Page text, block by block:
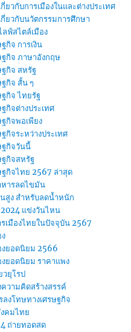
ยวกับการเมืองในและต่างประเทศ
กี่ยวกับนวัตกรรมการศึกษา
ลฟ์สไตล์เมือง
กิจ การเงิน
ฐกิจ ภาษาอังกฤษ
ฐกิจ สหรัฐ
กิจ สั้น ๆ
ฐกิจ ไทยรัฐ
กิจต่างประเทศ
ฐกิจพอเพียง
กิจระหว่างประเทศ
ฐกิจวันนี้
ฐกิจสหรัฐ
ฐกิจไทย 2567 ล่าสุด
หารลดไขมัน
สูง สำหรับลดน้ำหนัก
แข่งวันไหน
เมืองไทยในปัจจุบัน 2567
งยอดนิยม 2566
งยอดนิยม ราคาแพง
วยุโรป
วามคิดสร้างสรรค์
ลงโทษทางเศรษฐกิจ
คมไทย
ถ่ายทอดสด